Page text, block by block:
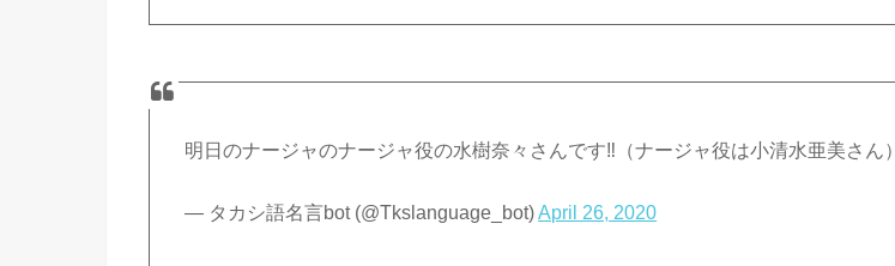
明日のナージャのナージャ役の水樹奈々さんです‼（ナージャ役は小清水亜美さん）
— タカシ語名言bot (@Tkslanguage_bot)April 26, 2020